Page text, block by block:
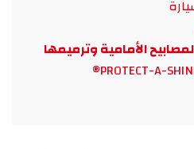
الأمامية وترميمها